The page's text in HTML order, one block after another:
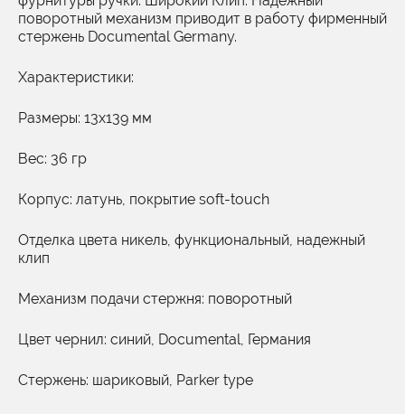
поворотный механизм приводит в работу фирменный
стержень Documental Germany.
Характеристики:
Размеры: 13х139 мм
Вес: 36 гр
Корпус: латунь, покрытие soft-touch
Отделка цвета никель, функциональный, надежный
клип
Механизм подачи стержня: поворотный
Цвет чернил: синий, Documental, Германия
Стержень: шариковый, Parker type